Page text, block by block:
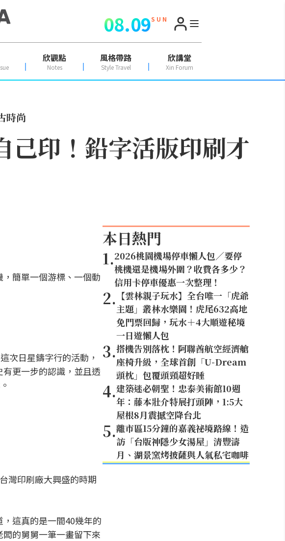
08.09S U N
欣觀點
Notes
風格帶路
Style Travel
欣講堂
Xin Forum
時尚
印！鉛字活版印刷才
簡單一個游標、一個動
次日星鑄字行的活動，
更一步的認識，並且透
灣印刷廠大興盛的時期
這真的是一間40幾年的
的舅舅一筆一畫留下來
本日熱門
1.2026桃園機場停車懶人包／要停
桃機還是機場外圍？收費各多少？
信用卡停車優惠一次整理！
2. 【雲林親子玩水】全台唯一「虎爺
主題」叢林水樂園！虎尾632高地
免門票回歸，玩水＋4大順遊秘境
一日遊懶人包
3.搭機告別落枕！阿聯酋航空經濟艙
座椅升級，全球首創「U-Dream
頭枕」包覆頭頸超好睡
4.建築迷必朝聖！忠泰美術館10週
年：藤本壯介特展打頭陣，1:5大
屋根8月震撼空降台北
5.離市區15分鐘的嘉義祕境路線！造
訪「台版神隱少女湯屋」清豐濤
月、湖景窯烤披薩與人氣私宅咖啡